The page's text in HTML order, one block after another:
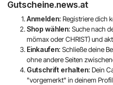
Gutscheine.news.at
Anmelden: Registriere dich
Shop wählen: Suche nach
mömax oder CHRIST) und
Einkaufen: Schließe deine
ohne andere Seiten
Gutschrift erhalten: Dein
"vorgemerkt" in deinem